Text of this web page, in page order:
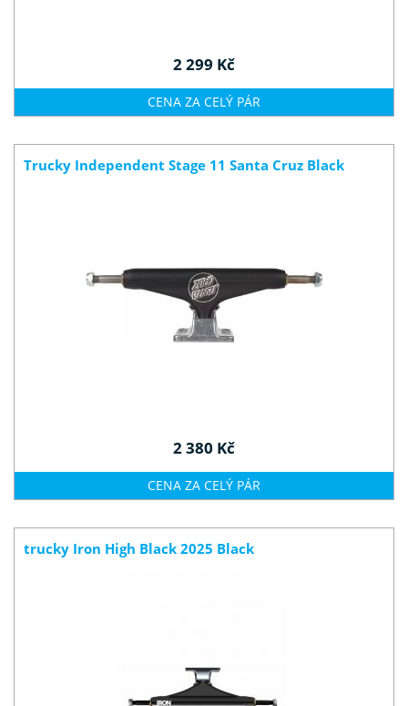
2 299 Kč
CENA ZA CELÝ PÁR
Trucky Independent Stage 11 Santa Cruz Black
2 380 Kč
CENA ZA CELÝ PÁR
trucky Iron High Black 2025 Black